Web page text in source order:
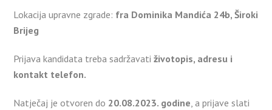
Lokacija upravne zgrade: fra Dominika Mandića 24b, Široki
Brijeg
Prijava kandidata treba sadržavatiživotopis, adresu i
kontakt telefon.
Natječaj je otvoren do 20.08.2023. godine , a prijave slati